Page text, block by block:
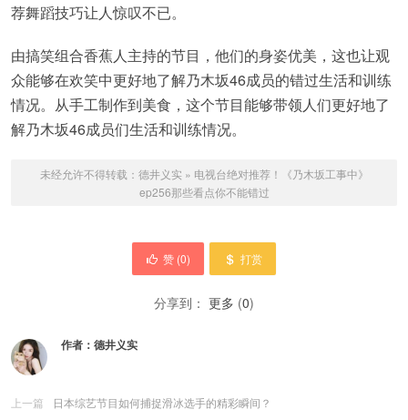
荐舞蹈技巧让人惊叹不已。
由搞笑组合香蕉人主持的节目，他们的身姿优美，这也让观
众能够在欢笑中更好地了解乃木坂46成员的错过生活和训练
情况。从手工制作到美食，这个节目能够带领人们更好地了
解乃木坂46成员们生活和训练情况。
未经允许不得转载： 德井义实 » 电视台绝对推荐！《乃木坂工事中》
ep256那些看点你不能错过
赞 (0) 打赏
分享到： 更多 (0)
作者： 德井义实
上一篇
日本综艺节目如何捕捉滑冰选手的精彩瞬间？